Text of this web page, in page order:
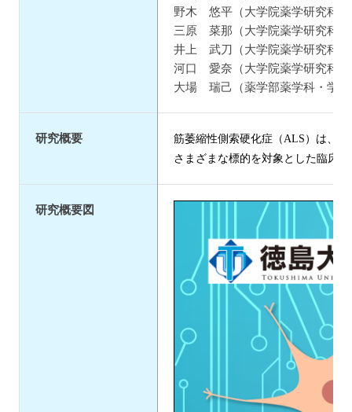
野木 悠平（大学院薬学研究科・
三原 菜那（大学院薬学研究科・
井上 武刀（大学院薬学研究科・
河口 愛奈（大学院薬学研究科･
大場 瑞己（薬学部薬学科・学部
研究概要
筋萎縮性側索硬化症（ALS）は、
さまざまな標的を対象とした臨床
研究概要図